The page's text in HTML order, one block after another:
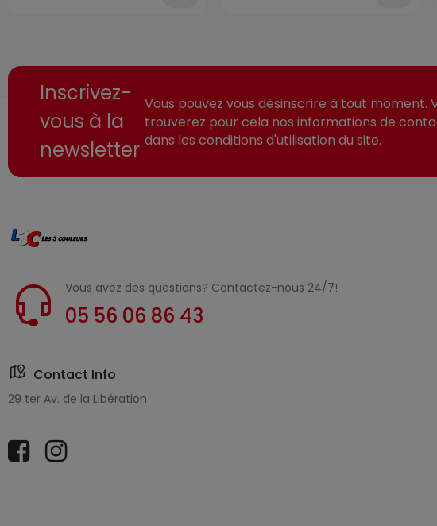
Inscrivez-
vous à la
newsletter
Vous pouvez vous désinscrire à tout moment.
trouverez pour cela nos informations de
dans les conditions d'utilisation du site.
Vous avez des questions? Contactez-nous 24/7!
05 56 06 86 43
Contact Info
29 ter Av. de la Libération